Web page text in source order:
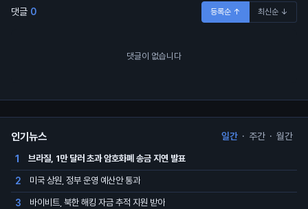
댓글 0 등록순 ↑ 최신순 ↓
댓글이 없습니다
인기뉴스 일간 · 주간 · 월간
1 브라질, 1만 달러 초과 암호화폐 송금 지연 발표
2 미국 상원, 정부 운영 예산안 통과
3 바이비트, 북한 해킹 자금 추적 지원 받아